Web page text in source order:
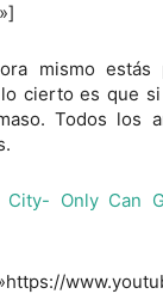
mismo
cierto es que
Todos los
City- Only Can